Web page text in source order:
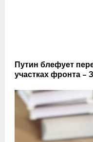
Путин блефует
участках фронта –